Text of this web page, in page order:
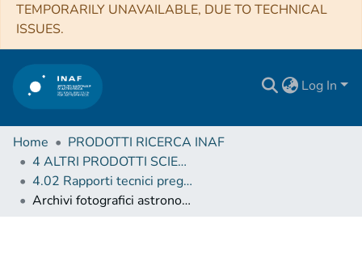
TEMPORARILY UNAVAILABLE, DUE TO TECHNICAL
ISSUES.
Log In
Home
PRODOTTI RICERCA INAF
4 ALTRI PRODOTTI SCIENTIFICI (Other scientific products)
4.02 Rapporti tecnici pregressi
Archivi fotografici astronomici : considerazioni per una risistemazione logistica e metodologica del patrimonio fotografico dell’Osservatorio astrofisico di Torino